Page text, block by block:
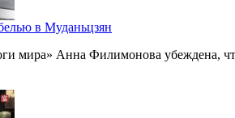
в Муданьцзян
мира» Анна Филимонова убеждена, что